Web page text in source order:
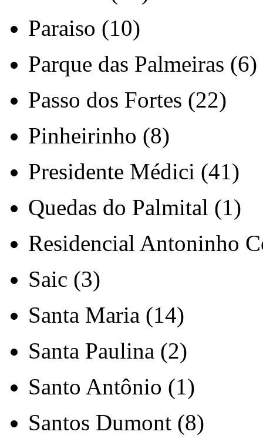
Paraiso (10)
Parque das Palmeiras (6)
Passo dos Fortes (22)
Pinheirinho (8)
Presidente Médici (41)
Quedas do Palmital (1)
Residencial Antoninho
Saic (3)
Santa Maria (14)
Santa Paulina (2)
Santo Antônio (1)
Santos Dumont (8)